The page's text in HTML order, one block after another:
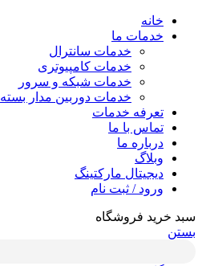
خانه
خدمات ما
خدمات سانترال
خدمات کامپیوتری
خدمات شبکه و سرور
خدمات دوربین مدار بسته
تعرفه خدمات
تماس با ما
درباره ما
وبلاگ
دیجیتال مارکتینگ
ورود / ثبت نام
سبد خرید فروشگاه
بستن